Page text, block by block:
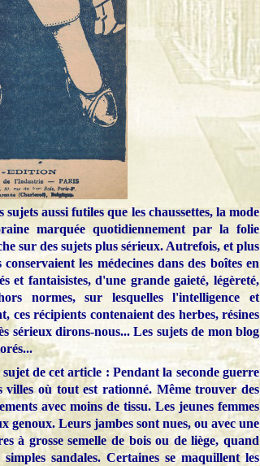
aussi futiles que les chaussettes, la mode
marquée quotidiennement par la folie
sur des sujets plus sérieux. Autrefois, et plus
les médecines dans des boîtes en
et fantaisistes, d'une grande gaieté, légèreté,
normes, sur lesquelles l'intelligence et
récipients contenaient des herbes, résines
sérieux dirons-nous... Les sujets de mon blog
de cet article : Pendant la seconde guerre
où tout est rationné. Même trouver des
avec moins de tissu. Les jeunes femmes
genoux. Leurs jambes sont nues, ou avec une
à grosse semelle de bois ou de liège, quand
sandales. Certaines se maquillent les